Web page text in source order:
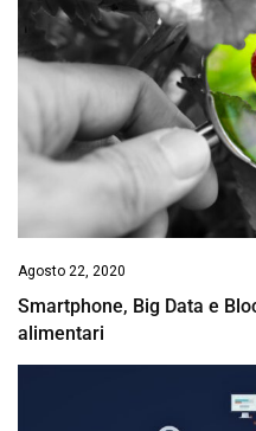
Agosto 22, 2020
Smartphone, Big Data e
alimentari